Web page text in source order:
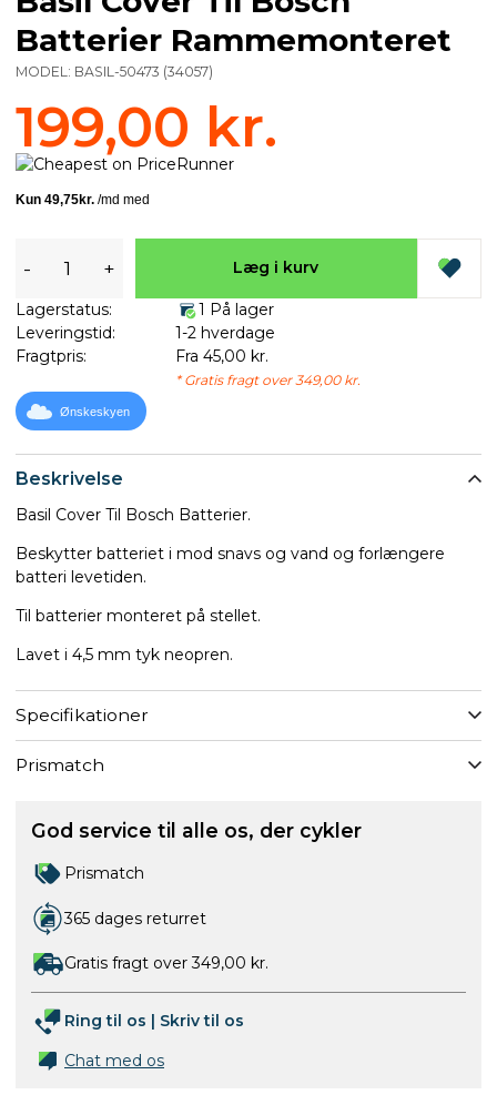
Beskrivelse
Basil Cover Til Bosch Batterier.
Beskytter batteriet i mod snavs og vand og forlængere
batteri levetiden.
Til batterier monteret på stellet.
Lavet i 4,5 mm tyk neopren.
Specifikationer
Prismatch
Batterier Rammemonteret
MODEL: BASIL-50473 (34057)
199,00 kr.
- + Læg i kurv
Lagerstatus:
1 På lager
Leveringstid:
1-2 hverdage
Fragtpris:
Fra 45,00 kr.
* Gratis fragt over 349,00 kr.
Ønskeskyen
God service til alle os, der cykler
Prismatch
365 dages returret
Gratis fragt over 349,00 kr.
Ring til os | Skriv til os
Chat med os